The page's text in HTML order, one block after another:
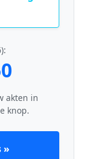
akten in
knop.
»